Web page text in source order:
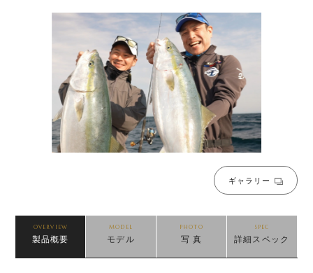
ギャラリー
OVERVIEW
製品概要
MODEL
モデル
PHOTO
写 真
SPEC
詳細スペック